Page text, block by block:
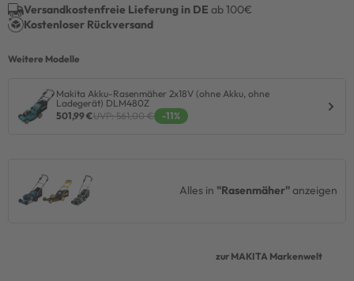
Versandkostenfreie Lieferung in DE ab 100€
Kostenloser Rückversand
Weitere Modelle
Makita Akku-Rasenmäher 2x18V (ohne Akku, ohne
Ladegerät) DLM480Z
501,99 €UVP: 561,00 € -11%
Alles in "Rasenmäher"anzeigen
zur MAKITA Markenwelt